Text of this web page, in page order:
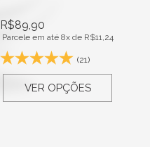
R$89,90
Parcele em até 8x de R$11,24
(21)
VER OPÇÕES